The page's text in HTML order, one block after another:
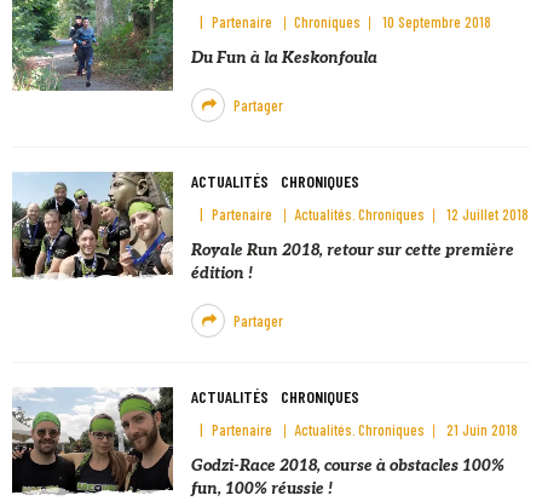
Partenaire Chroniques
10 Septembre 2018
Du Fun à la Keskonfoula
Partager
ACTUALITÉS CHRONIQUES
Partenaire Actualités Chroniques
12 Juillet 2018
Royale Run 2018, retour sur cette première
édition !
Partager
ACTUALITÉS CHRONIQUES
Partenaire Actualités Chroniques
21 Juin 2018
Godzi-Race 2018, course à obstacles 100%
fun, 100% réussie !